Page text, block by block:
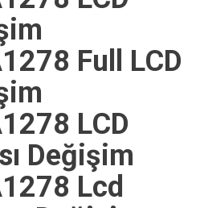
Full LCD
LCD
Değişim
Lcd